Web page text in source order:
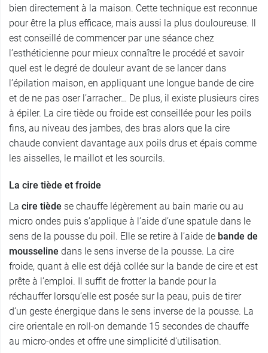
bien directement à la maison. Cette technique est reconnue
pour être la plus efficace, mais aussi la plus douloureuse. Il
est conseillé de commencer par une séance chez
l’esthéticienne pour mieux connaître le procédé et savoir
quel est le degré de douleur avant de se lancer dans
l’épilation maison, en appliquant une longue bande de cire
et de ne pas oser l’arracher… De plus, il existe plusieurs cires
à épiler. La cire tiède ou froide est conseillée pour les poils
fins, au niveau des jambes, des bras alors que la cire
chaude convient davantage aux poils drus et épais comme
les aisselles, le maillot et les sourcils.
La cire tiède et froide
La cire tiède se chauffe légèrement au bain marie ou au
micro ondes puis s’applique à l’aide d’une spatule dans le
sens de la pousse du poil. Elle se retire à l’aide de bande de
mousseline dans le sens inverse de la pousse. La cire
froide, quant à elle est déjà collée sur la bande de cire et est
prête à l’emploi. Il suffit de frotter la bande pour la
réchauffer lorsqu’elle est posée sur la peau, puis de tirer
d’un geste énergique dans le sens inverse de la pousse. La
cire orientale en roll-on demande 15 secondes de chauffe
au micro-ondes et offre une simplicité d'utilisation.